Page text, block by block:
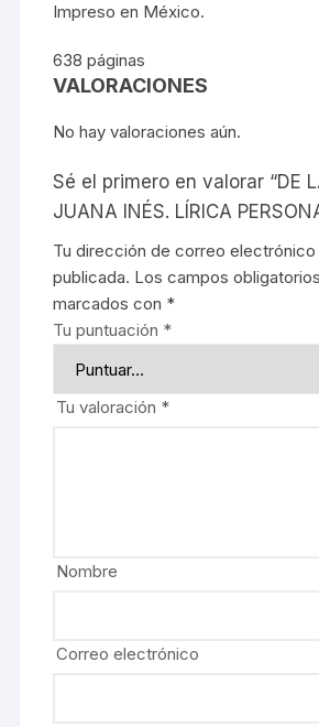
Impreso en México.
638 páginas
VALORACIONES
No hay valoraciones aún.
Sé el primero en valorar “DE
JUANA INÉS. LÍRICA
Tu dirección de correo electrónico
publicada. Los campos
marcados con *
Tu puntuación *
Tu valoración *
Nombre
Correo electrónico